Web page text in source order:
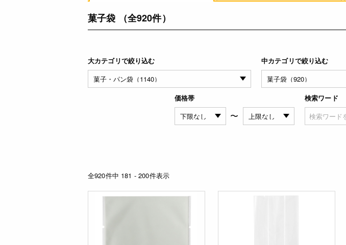
菓子袋 （全920件）
大カテゴリで絞り込む 中カテゴリで絞り込む
価格帯
〜
検索ワード
全920件中 181 - 200件表示